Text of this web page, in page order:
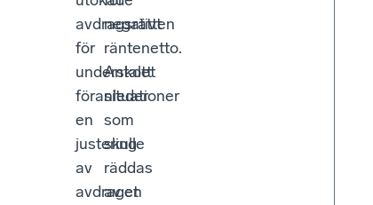
avdragsrätten
för
underskott
föranleder
en
justering
av
avdraget
negativt
räntenetto.
Antalet
situationer
som
skulle
räddas
av en